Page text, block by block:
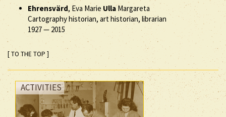
Ehrensvärd, Eva Marie UllaMargareta
Cartography historian, art historian, librarian
1927— 2015
[ TO THE TOP ]
ACTIVITIES